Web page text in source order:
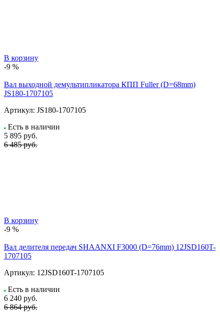
В корзину
-9 %
Вал выходной демультипликатора КПП Fuller (D=68mm)
JS180-1707105
Артикул: JS180-1707105
Есть в наличии
5 895 руб.
6 485 руб.
В корзину
-9 %
Вал делителя передач SHAANXI F3000 (D=76mm) 12JSD160T-
1707105
Артикул: 12JSD160T-1707105
Есть в наличии
6 240 руб.
6 864 руб.